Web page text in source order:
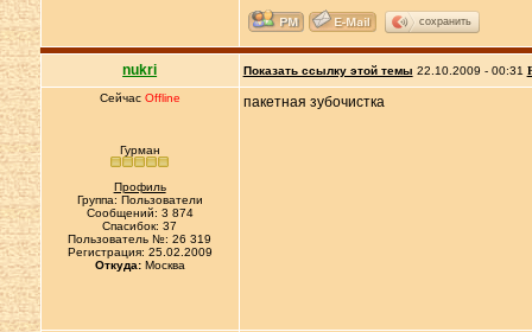
сохранить
nukri Показать ссылку этой темы 22.10.2009 - 00:31
Сейчас Offline
Гурман
Профиль
Группа: Пользователи
Сообщений: 3 874
Спасибок: 37
Пользователь №: 26 319
Регистрация: 25.02.2009
Откуда:Москва
пакетная зубочистка